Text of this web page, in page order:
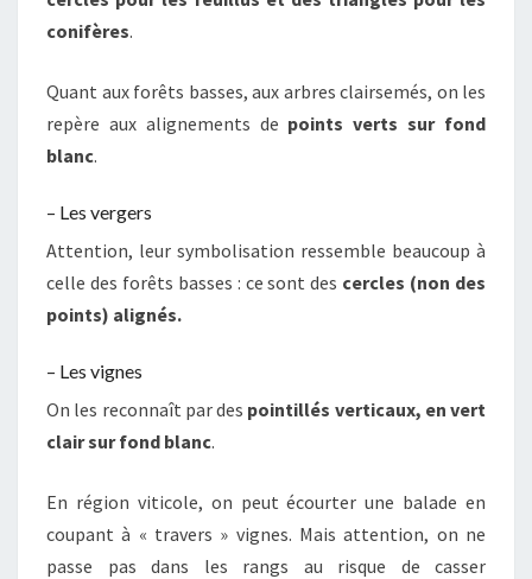
conifères.
Quant aux forêts basses, aux arbres clairsemés, on les
repère aux alignements de points verts sur fond
blanc.
– Les vergers
Attention, leur symbolisation ressemble beaucoup à
celle des forêts basses : ce sont des cercles (non des
points) alignés.
– Les vignes
On les reconnaît par des pointillés verticaux, en vert
clair sur fond blanc.
En région viticole, on peut écourter une balade en
coupant à « travers » vignes. Mais attention, on ne
passe pas dans les rangs au risque de casser